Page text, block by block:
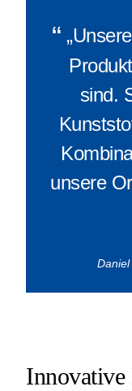
“
sind.
unsere